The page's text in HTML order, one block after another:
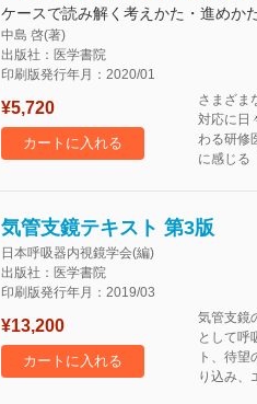
ケースで読み解く考えかた・進めか
中島 啓(著)
出版社：医学書院
印刷版発行年月：2020/01
¥5,720
カートに入れる
さまざま
対応に日
わる研修
に感じる
気管支鏡テキスト 第3版
日本呼吸器内視鏡学会(編)
出版社：医学書院
印刷版発行年月：2019/03
¥13,200
カートに入れる
気管支鏡
として呼
ト、待
り込み、